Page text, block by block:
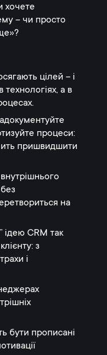
хочете
– чи просто
цілей – і
а в
процеси:
пришвидшити
на
ідею CRM так
з
і
бути прописані